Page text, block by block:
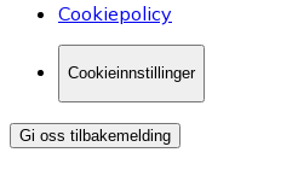
Cookiepolicy
Cookieinnstillinger
Gi oss tilbakemelding